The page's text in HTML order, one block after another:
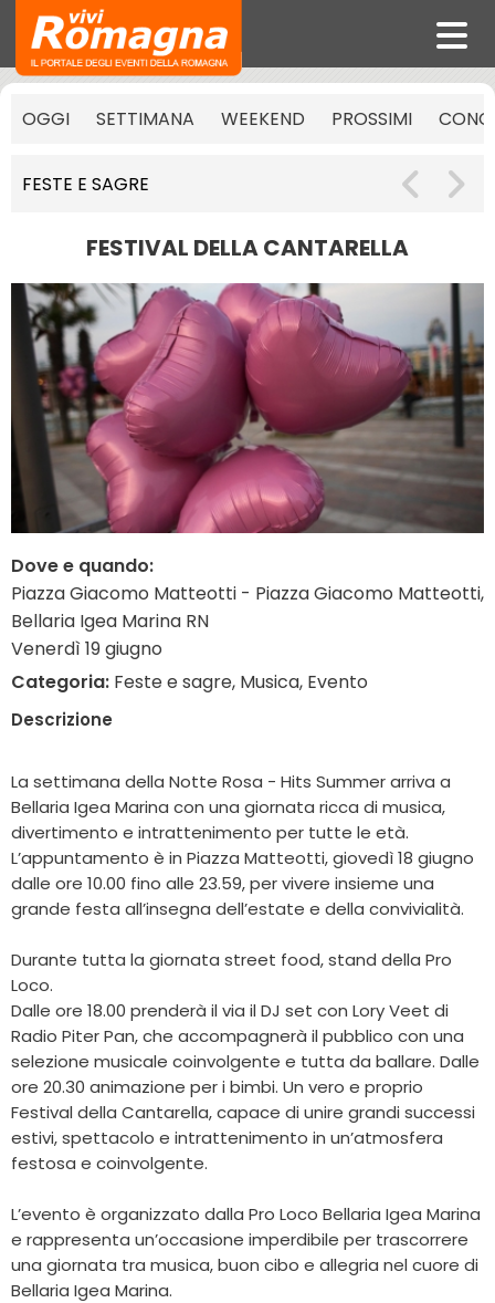
OGGI SETTIMANA WEEKEND PROSSIMI
FESTE E SAGRE
FESTIVAL DELLA CANTARELLA
Dove e quando:
Piazza Giacomo Matteotti - Piazza Giacomo Matteotti,
Bellaria Igea Marina RN
Venerdì 19 giugno
Categoria: Feste e sagre, Musica, Evento
Descrizione
La settimana della Notte Rosa - Hits Summer arriva a
Bellaria Igea Marina con una giornata ricca di musica,
divertimento e intrattenimento per tutte le età.
L’appuntamento è in Piazza Matteotti, giovedì 18 giugno
dalle ore 10.00 fino alle 23.59, per vivere insieme una
grande festa all’insegna dell’estate e della convivialità.
Durante tutta la giornata street food, stand della Pro
Loco.
Dalle ore 18.00 prenderà il via il DJ set con Lory Veet di
Radio Piter Pan, che accompagnerà il pubblico con una
selezione musicale coinvolgente e tutta da ballare. Dalle
ore 20.30 animazione per i bimbi. Un vero e proprio
Festival della Cantarella, capace di unire grandi successi
estivi, spettacolo e intrattenimento in un’atmosfera
festosa e coinvolgente.
L’evento è organizzato dalla Pro Loco Bellaria Igea Marina
e rappresenta un’occasione imperdibile per trascorrere
una giornata tra musica, buon cibo e allegria nel cuore di
Bellaria Igea Marina.